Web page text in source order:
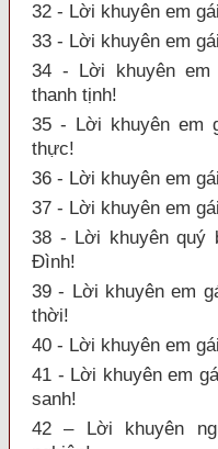
32 - Lời khuyên em
33 - Lời khuyên em
34 - Lời khuyên em
thanh tịnh!
35 - Lời khuyên em
thực!
36 - Lời khuyên em
37 - Lời khuyên em
38 - Lời khuyên quý
Đình!
39 - Lời khuyên em
thời!
40 - Lời khuyên em
41 - Lời khuyên em
sanh!
42 – Lời khuyên